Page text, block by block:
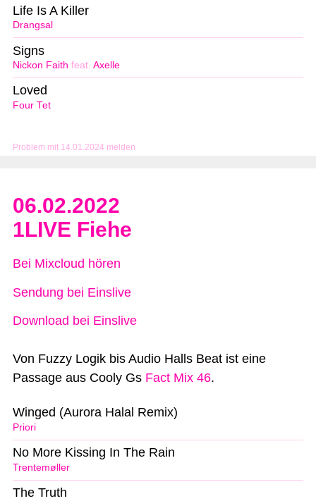
Problem mit 14.01.2024 melden
Drangsal
Life Is A Killer
Nickon Faith feat. Axelle
Signs
Four Tet
Loved
06.02.2022
1LIVE Fiehe
Bei Mixcloud hören
Sendung bei Einslive
Download bei Einslive
Von Fuzzy Logik bis Audio Halls Beat ist eine
Passage aus Cooly Gs Fact Mix 46.
Priori
Winged (Aurora Halal Remix)
Trentemøller
No More Kissing In The Rain
The Truth